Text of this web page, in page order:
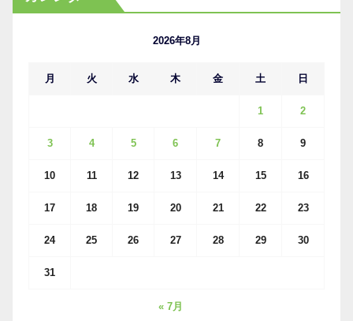
イ
2026年8月
月 火 水 木 金 土 日
1 2
3 4 5 6 7 8 9
10 11 12 13 14 15 16
17 18 19 20 21 22 23
24 25 26 27 28 29 30
31
« 7月